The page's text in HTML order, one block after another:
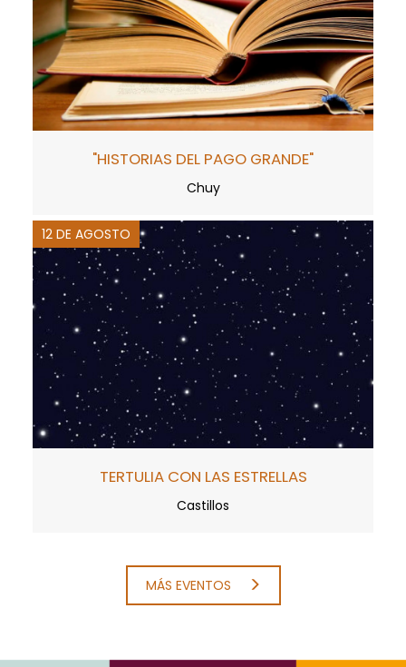
"HISTORIAS DEL PAGO GRANDE"
Chuy
12 DE AGOSTO
TERTULIA CON LAS ESTRELLAS
Castillos
MÁS EVENTOS